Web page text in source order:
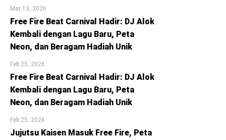
Mar 13, 2026
Free Fire Beat Carnival Hadir: DJ Alok
Kembali dengan Lagu Baru, Peta
Neon, dan Beragam Hadiah Unik
Feb 25, 2026
Free Fire Beat Carnival Hadir: DJ Alok
Kembali dengan Lagu Baru, Peta
Neon, dan Beragam Hadiah Unik
Feb 25, 2026
Jujutsu Kaisen Masuk Free Fire, Peta